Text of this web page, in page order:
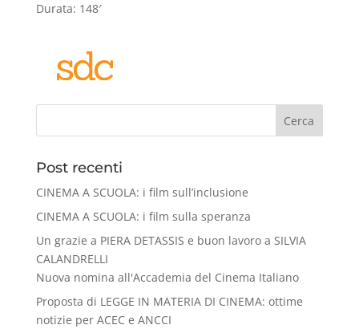
Durata: 148′
Cerca
Post recenti
CINEMA A SCUOLA: i film sull’inclusione
CINEMA A SCUOLA: i film sulla speranza
Un grazie a PIERA DETASSIS e buon lavoro a SILVIA
CALANDRELLI
Nuova nomina all'Accademia del Cinema Italiano
Proposta di LEGGE IN MATERIA DI CINEMA: ottime
notizie per ACEC e ANCCI